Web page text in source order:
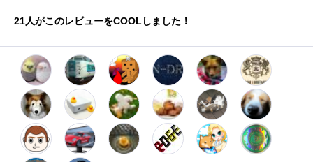
21人がこのレビューをCOOLしました！